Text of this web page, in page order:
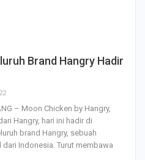
Brand Hangry Hadir
– Moon Chicken by Hangry,
Hangry, hari ini hadir di
brand Hangry, sebuah
Indonesia. Turut membawa